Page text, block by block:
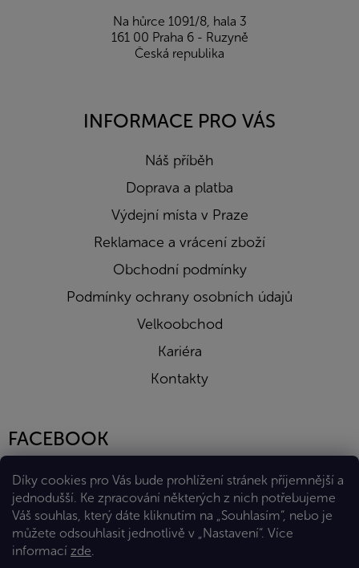
Díky cookies pro Vás bude prohlížení stránek příjemnější a
jednodušší. Ke zpracování některých z nich potřebujeme
Váš souhlas, který dáte kliknutím na „Souhlasím“, nebo je
můžete odsouhlasit jednotlivě v „Nastavení“. Více
informací zde.
Na hůrce 1091/8, hala 3
161 00 Praha 6 - Ruzyně
Česká republika
INFORMACE PRO VÁS
Náš příběh
Doprava a platba
Výdejní místa v Praze
Reklamace a vrácení zboží
Obchodní podmínky
Podmínky ochrany osobních údajů
Velkoobchod
Kariéra
Kontakty
FACEBOOK